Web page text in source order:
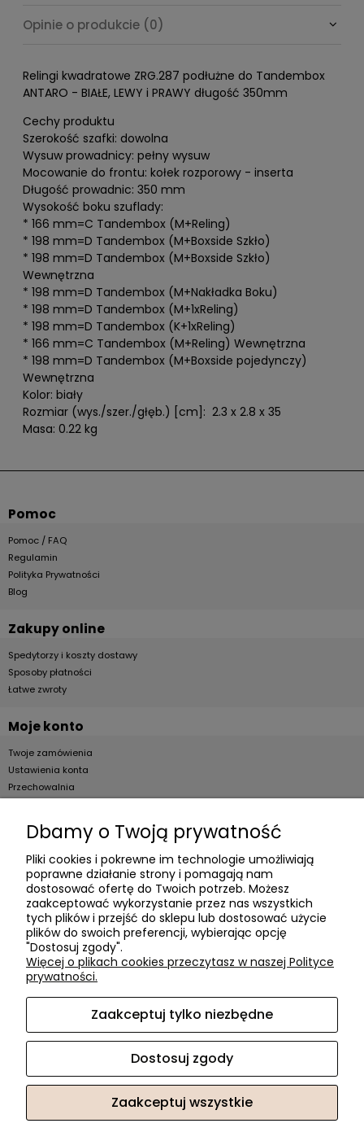
Opinie o produkcie (0)
Relingi kwadratowe ZRG.287 podłużne do Tandembox
ANTARO - BIAŁE, LEWY i PRAWY długość 350mm
Cechy produktu
Szerokość szafki: dowolna
Wysuw prowadnicy: pełny wysuw
Mocowanie do frontu: kołek rozporowy - inserta
Długość prowadnic: 350 mm
Wysokość boku szuflady:
* 166 mm=C Tandembox (M+Reling)
* 198 mm=D Tandembox (M+Boxside Szkło)
* 198 mm=D Tandembox (M+Boxside Szkło)
Wewnętrzna
* 198 mm=D Tandembox (M+Nakładka Boku)
* 198 mm=D Tandembox (M+1xReling)
* 198 mm=D Tandembox (K+1xReling)
* 166 mm=C Tandembox (M+Reling) Wewnętrzna
* 198 mm=D Tandembox (M+Boxside pojedynczy)
Wewnętrzna
Kolor: biały
Rozmiar (wys./szer./głęb.) [cm]: 2.3 x 2.8 x 35
Masa: 0.22 kg
Pomoc
Pomoc / FAQ
Regulamin
Polityka Prywatności
Blog
Zakupy online
Spedytorzy i koszty dostawy
Sposoby płatności
Łatwe zwroty
Moje konto
Twoje zamówienia
Ustawienia konta
Przechowalnia
Dla firm
O firmie
Informacje o firmie
Kontakt
dacter.pl
Akcesoria meblowe DAC TER | ul. Przepiórki 56, 02-410
Warszawa, woj. mazowieckie | E-mail:sklep@dacter.plTel.:
602677377| NIP: 5220052421 REGON: 012076264
Sklep internetowy Shoper.pl
Dbamy o Twoją prywatność
Pliki cookies i pokrewne im technologie umożliwiają
poprawne działanie strony i pomagają nam
dostosować ofertę do Twoich potrzeb. Możesz
zaakceptować wykorzystanie przez nas wszystkich
tych plików i przejść do sklepu lub dostosować użycie
plików do swoich preferencji, wybierając opcję
"Dostosuj zgody".
Więcej o plikach cookies przeczytasz w naszej Polityce
prywatności.
Zaakceptuj tylko niezbędne
Dostosuj zgody
Zaakceptuj wszystkie